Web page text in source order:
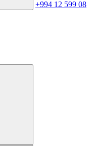
+994 12 599 08